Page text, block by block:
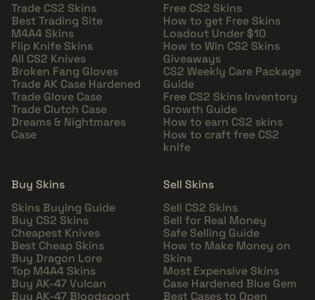
Trade CS2 Skins
Best Trading Site
M4A4 Skins
Flip Knife Skins
All CS2 Knives
Broken Fang Gloves
Trade AK Case Hardened
Trade Glove Case
Trade Clutch Case
Dreams & Nightmares
Case
Free CS2 Skins
How to get Free Skins
Loadout Under $10
How to Win CS2 Skins
Giveaways
CS2 Weekly Care Package
Guide
Free CS2 Skins Inventory
Growth Guide
How to earn CS2 skins
How to craft free CS2
knife
Buy Skins
Skins Buying Guide
Buy CS2 Skins
Cheapest Knives
Best Cheap Skins
Buy Dragon Lore
Top M4A4 Skins
Buy AK-47 Vulcan
Buy AK-47 Bloodsport
Sell Skins
Sell CS2 Skins
Sell for Real Money
Safe Selling Guide
How to Make Money on
Skins
Most Expensive Skins
Case Hardened Blue Gem
Best Cases to Open